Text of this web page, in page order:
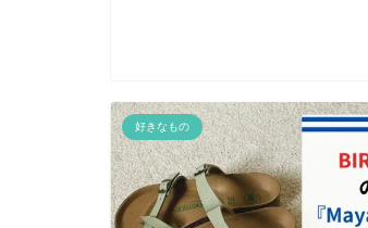
好きなもの